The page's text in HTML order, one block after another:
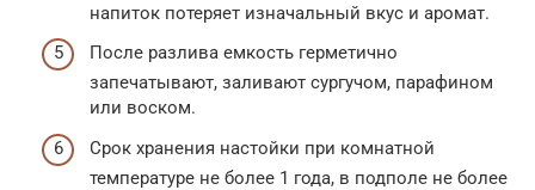
напиток потеряет изначальный вкус и аромат.
После разлива емкость герметично
запечатывают, заливают сургучом, парафином
или воском.
Срок хранения настойки при комнатной
температуре не более 1 года, в подполе не более